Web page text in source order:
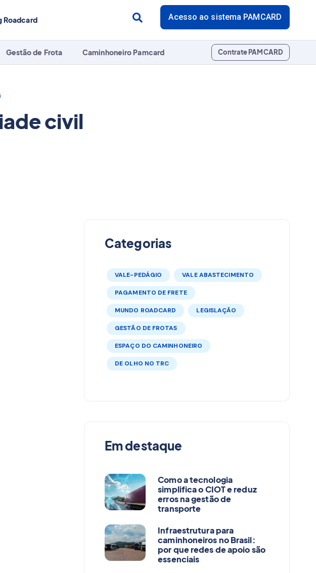
Roadcard Acesso ao sistema PAMCARD
Gestão de Frota Caminhoneiro Pamcard Contrate PAMCARD
civil
Categorias
VALE-PEDÁGIO VALE ABASTECIMENTO
PAGAMENTO DE FRETE
MUNDO ROADCARD LEGISLAÇÃO
GESTÃO DE FROTAS
ESPAÇO DO CAMINHONEIRO
DE OLHO NO TRC
Em destaque
Como a tecnologia
simplifica o CIOT e reduz
erros na gestão de
transporte
Infraestrutura para
caminhoneiros no Brasil:
por que redes de apoio são
essenciais